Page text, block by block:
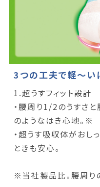
3つの工夫で軽～い
1.超うすフィット設計
・腰周り1/2のうすさ
のようなはき心地。※
・超うす吸収体がおし
ときも安心。
※当社製品比。腰周り